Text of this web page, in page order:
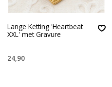
Lange Ketting 'Heartbeat
XXL' met Gravure
24,90